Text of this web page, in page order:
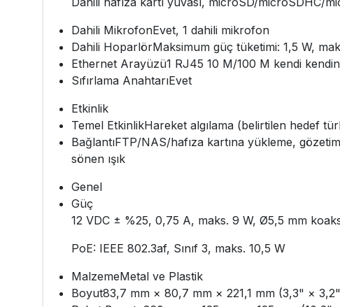
Dahili MikrofonEvet, 1 dahili mikrofon
Dahili HoparlörMaksimum güç tüketimi: 1,5 W,
Ethernet Arayüzü1 RJ45 10 M/100 M kendi
Sıfırlama AnahtarıEvet
Etkinlik
Temel EtkinlikHareket algılama (belirtilen hedef
BağlantıFTP/NAS/hafıza kartına yükleme,
sönen ışık
Genel
Güç
12 VDC ± %25, 0,75 A, maks. 9 W, Ø5,5 mm
PoE: IEEE 802.3af, Sınıf 3, maks. 10,5 W
MalzemeMetal ve Plastik
Boyut83,7 mm × 80,7 mm × 221,1 mm (3,3" ×